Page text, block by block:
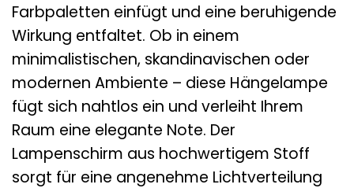
Farbpaletten einfügt und eine beruhigende
Wirkung entfaltet. Ob in einem
minimalistischen, skandinavischen oder
modernen Ambiente – diese Hängelampe
fügt sich nahtlos ein und verleiht Ihrem
Raum eine elegante Note. Der
Lampenschirm aus hochwertigem Stoff
sorgt für eine angenehme Lichtverteilung